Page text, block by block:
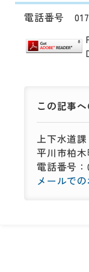
電話番号
この記事へ
上下水道課
平川市柏木
電話番号：
メールで